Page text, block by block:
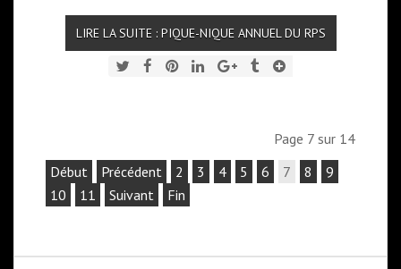
LIRE LA SUITE : PIQUE-NIQUE ANNUEL DU RPS
Page 7 sur 14
Début
Précédent 2 3 4 5 6 7 8
9
10
11 Suivant Fin